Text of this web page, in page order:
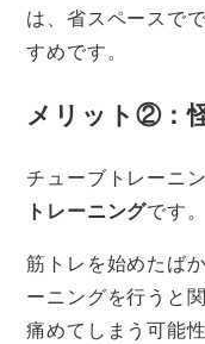
は、省スペースで
すめです。
メリット②：
チューブトレーニ
トレーニングです。
筋トレを始めたば
ーニングを行うと
痛めてしまう可能